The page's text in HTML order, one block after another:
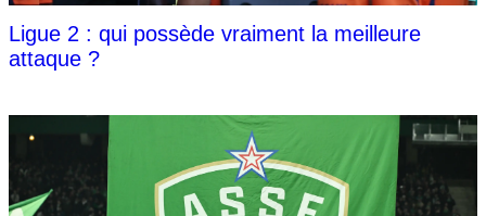
Ligue 2 : qui possède vraiment la meilleure
attaque ?